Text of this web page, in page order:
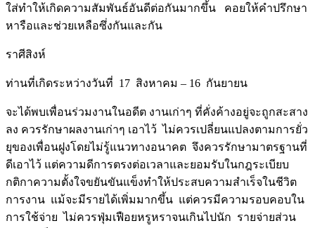
ใส่ทำให้เกิดความสัมพันธ์อันดีต่อกันมากขึ้น คอยให้คำปรึกษา
หารือและช่วยเหลือซึ่งกันและกัน
ราศีสิงห์
ท่านที่เกิดระหว่างวันที่ 17 สิงหาคม – 16 กันยายน
จะได้พบเพื่อนร่วมงานในอดีต งานเก่าๆ ที่คั่งค้างอยู่จะถูกสะสาง
ลง ควรรักษาผลงานเก่าๆ เอาไว้ ไม่ควรเปลี่ยนแปลงตามการยั่ว
ยุของเพื่อนฝูงโดยไม่รู้แนวทางอนาคต จึงควรรักษามาตรฐานที่
ดีเอาไว้ แต่ความดีการตรงต่อเวลาและยอมรับในกฎระเบียบ
กติกาความตั้งใจขยันขันแข็งทำให้ประสบความสำเร็จในชีวิต
การงาน แม้จะมีรายได้เพิ่มมากขึ้น แต่ควรมีความรอบคอบใน
การใช้จ่าย ไม่ควรฟุ่มเฟือยหรูหราจนเกินไปนัก รายจ่ายส่วน